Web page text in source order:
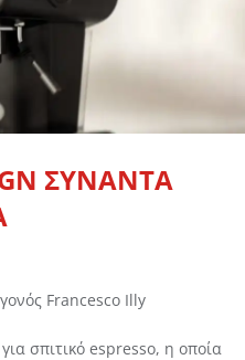
ΣΥΝΑΝΤΑ
Francesco Illy
σπιτικό espresso, η οποία